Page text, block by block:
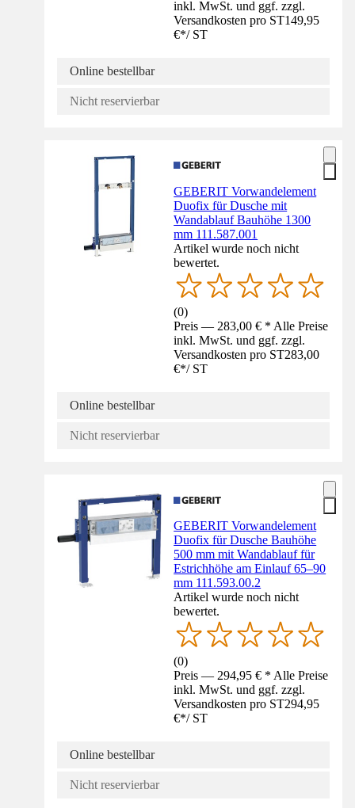
inkl. MwSt. und ggf. zzgl.
Versandkosten pro ST149,95
€*/ ST
Online bestellbar
Nicht reservierbar
GEBERIT Vorwandelement
Duofix für Dusche mit
Wandablauf Bauhöhe 1300
mm 111.587.001
Artikel wurde noch nicht
bewertet.
(0)
Preis — 283,00 € * Alle Preise
inkl. MwSt. und ggf. zzgl.
Versandkosten pro ST283,00
€*/ ST
Online bestellbar
Nicht reservierbar
GEBERIT Vorwandelement
Duofix für Dusche Bauhöhe
500 mm mit Wandablauf für
Estrichhöhe am Einlauf 65–90
mm 111.593.00.2
Artikel wurde noch nicht
bewertet.
(0)
Preis — 294,95 € * Alle Preise
inkl. MwSt. und ggf. zzgl.
Versandkosten pro ST294,95
€*/ ST
Online bestellbar
Nicht reservierbar